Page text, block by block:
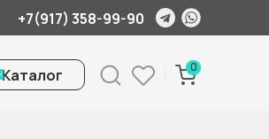
+7(917) 358-99-90
0
ㅤКаталог